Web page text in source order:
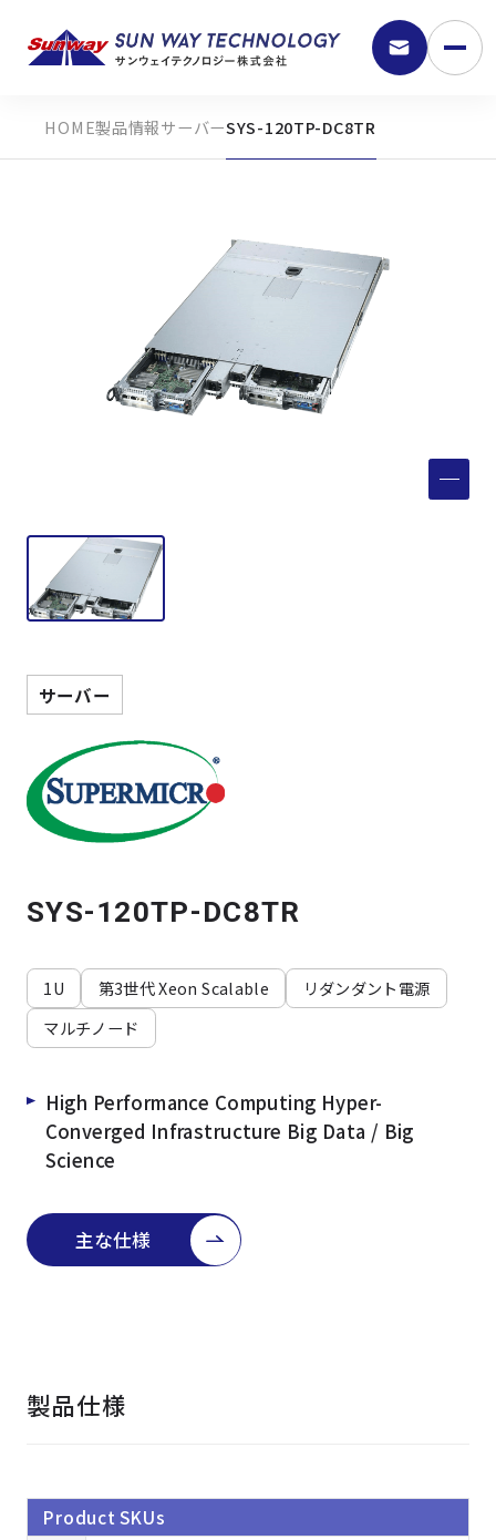
9:30 - 18:00
よくある質問
採用情報
取扱メーカー
サポート
製品情報サーバーSYS-120TP-DC8TR
サーバー
SYS-120TP-DC8TR
1U 第3世代 Xeon Scalable
リダンダント電源
マルチノード
High Performance Computing Hyper-
Converged Infrastructure Big Data / Big
Science
主な仕様
製品仕様
Product SKUs